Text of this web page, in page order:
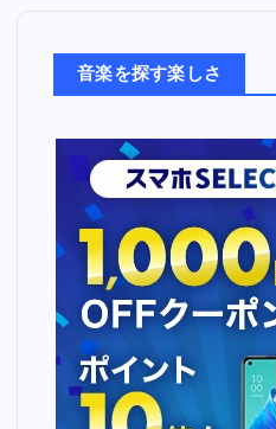
音楽を探す楽しさ